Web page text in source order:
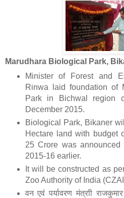
Marudhara Biological Park,
Minister of Forest and
Rinwa laid foundation of
Park in Bichwal region
December 2015.
Biological Park, Bikaner
Hectare land with budget
25 Crore was
2015-16 earlier.
It will be constructed as
Zoo Authority of India
वन एवं पर्यावरण मंत्राी